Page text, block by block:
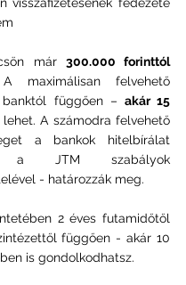
már
300.000 forinttól
A maximálisan felvehető
függően – akár 15
lehet. A számodra felvehető
a bankok hitelbírálat
JTM szabályok
- határozzák meg.
2 éves futamidőtől
függően - akár 10
is gondolkodhatsz.